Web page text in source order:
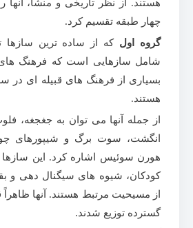
هستند. از نظر تاریخی و منشأ، آنها
چهار طبقه تقسیم کرد.
گروه اول که از ساده ترین
شامل سازهایی است که فرهنگ های
بسیاری از فرهنگ های قبیله ای در
هستند.
از جمله آنها می توان به جغجغه،
انگشت، سوت برگ و شیپورهای
هورن سوئیس اشاره کرد. این سازها
کودکان، شیوه های سیگنال دهی و
از مسیحیت مرتبط هستند. آنها
گسترده توزیع شدند.